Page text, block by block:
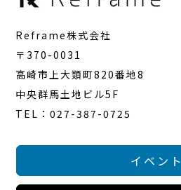
Reframe株式会社
〒370-0031
高崎市上大類町820番地8
中央群馬土地ビル5F
TEL：027-387-0725
イベント